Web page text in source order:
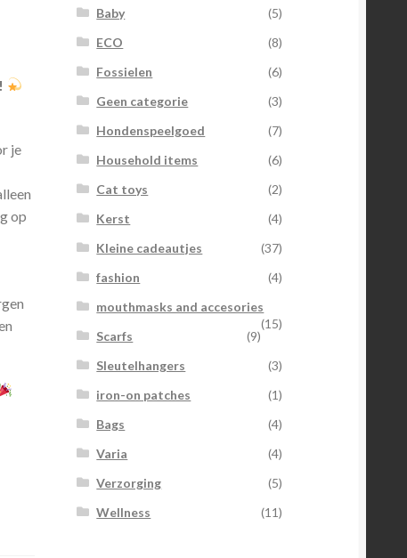
je
op
Baby
(5)
ECO
(8)
Fossielen
(6)
Geen categorie
(3)
Hondenspeelgoed
(7)
Household items
(6)
Cat toys
(2)
Kerst
(4)
Kleine cadeautjes
(37)
fashion
(4)
mouthmasks and accesories
(15)
Scarfs
(9)
Sleutelhangers
(3)
iron-on patches
(1)
Bags
(4)
Varia
(4)
Verzorging
(5)
Wellness
(11)